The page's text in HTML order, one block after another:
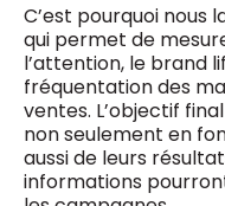
C’est pourquoi nous
qui permet de
l’attention, le brand
fréquentation des
ventes. L’objectif
non seulement en
aussi de leurs
informations